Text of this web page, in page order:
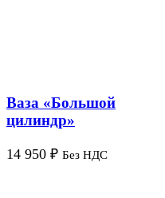
Ваза «Большой
цилиндр»
14 950 ₽ Без НДС